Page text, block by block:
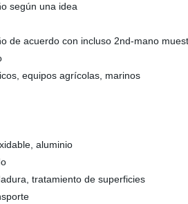
según una idea
de acuerdo con incluso 2nd-mano
equipos agrícolas, marinos
aluminio
tratamiento de superficies